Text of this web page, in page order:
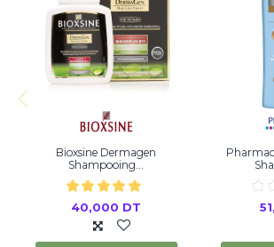
Bioxsine Dermagen
Shampooing...
40,000 DT